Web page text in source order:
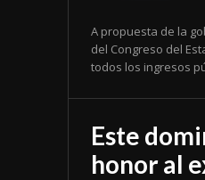
A propuesta de la
del Congreso del
todos los ingresos
Este
honor al